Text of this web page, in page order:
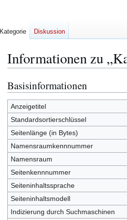
Informationen zu
Zur
Navigation
springen
Zur
Suche
springen
Basisinformationen
Anzeigetitel
Standardsortierschlüssel
Seitenlänge (in Bytes)
Namensraumkennnummer
Namensraum
Seitenkennnummer
Seiteninhaltssprache
Seiteninhaltsmodell
Indizierung durch Suchmaschinen
Kategorie Diskussion